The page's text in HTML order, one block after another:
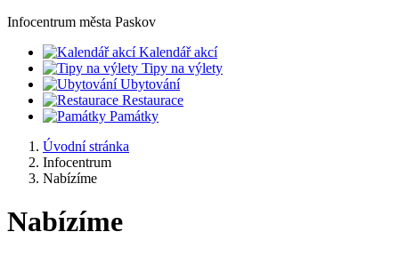
Infocentrum města Paskov
Kalendář akcí
Tipy na výlety
Ubytování
Restaurace
Památky
Úvodní stránka
Infocentrum
Nabízíme
Nabízíme